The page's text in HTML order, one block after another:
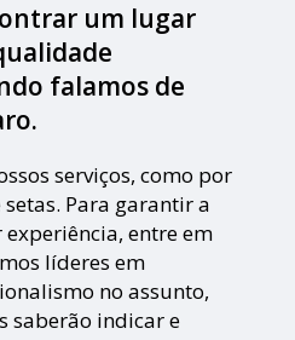
um lugar
falamos de
serviços, como por
Para garantir a
entre em
líderes em
no assunto,
saberão indicar e